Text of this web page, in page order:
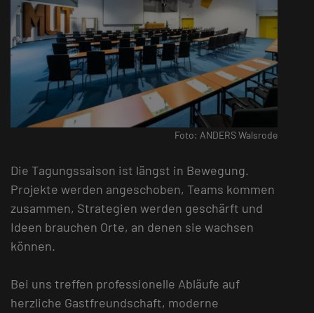
Foto: ANDERS Walsrode
Die Tagungssaison ist längst in Bewegung.
Projekte werden angeschoben, Teams kommen
zusammen, Strategien werden geschärft und
Ideen brauchen Orte, an denen sie wachsen
können.
Bei uns treffen professionelle Abläufe auf
herzliche Gastfreundschaft, moderne